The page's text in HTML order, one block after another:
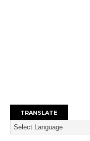
TRANSLATE